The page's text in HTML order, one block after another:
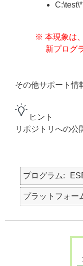
※ 本現象は
新プログ
その他サポート情
ヒント
リポジトリへの公
プログラム
プラットフォー